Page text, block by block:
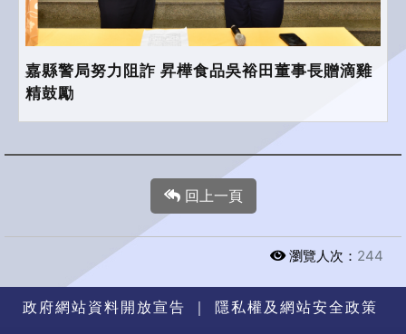
嘉縣警局努力阻詐 昇樺食品吳裕田董事長贈滴雞
精鼓勵
回上一頁
瀏覽人次： 244
政府網站資料開放宣告 ｜ 隱私權及網站安全政策